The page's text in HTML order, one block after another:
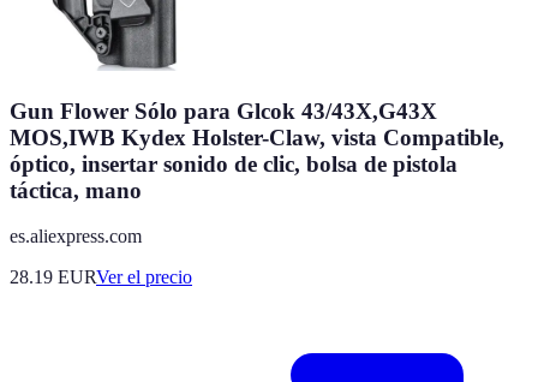
Gun Flower Sólo para Glcok 43/43X,G43X
MOS,IWB Kydex Holster-Claw, vista Compatible,
óptico, insertar sonido de clic, bolsa de pistola
táctica, mano
es.aliexpress.com
28.19 EURVer el precio